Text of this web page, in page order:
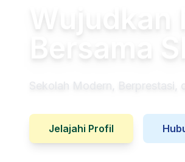
Wujudkan
Bersama
Sekolah Modern, Berprestasi,
Jelajahi Profil